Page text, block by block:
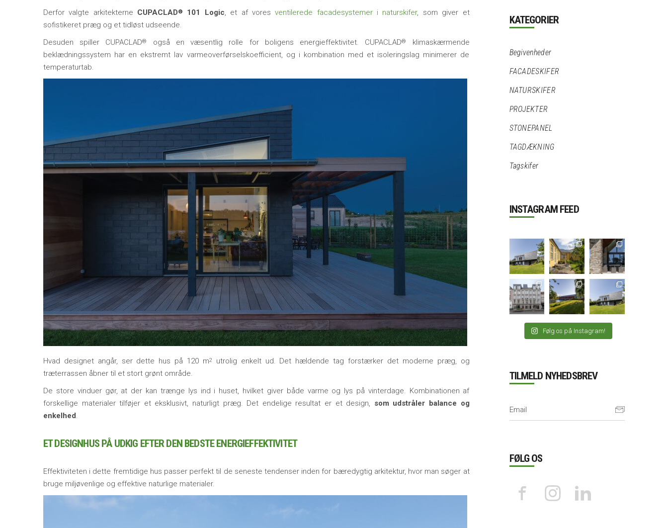
Derfor valgte arkitekterne CUPACLAD® 101 Logic, et af voresventilerede facadesystemer i naturskifer, som giver et
sofistikeret præg og et tidløst udseende.
Desuden spiller CUPACLAD® også en væsentlig rolle for boligens energieffektivitet. CUPACLAD®
klimaskærmende
beklædningssystem har en ekstremt lav varmeoverførselskoefficient, og i kombination med et isoleringslag minimerer de
temperaturtab.
Hvad designet angår, ser dette hus på 120 m2utrolig enkelt ud. Det hældende tag forstærker det moderne præg, og
træterrassen åbner til et stort grønt område.
De store vinduer gør, at der kan trænge lys ind i huset, hvilket giver både varme og lys på vinterdage. Kombinationen af
forskellige materialer tilføjer et eksklusivt, naturligt præg. Det endelige resultat er et design, som udstråler balance og
enkelhed.
ET DESIGNHUS PÅ UDKIG EFTER DEN BEDSTE ENERGIEFFEKTIVITET
Effektiviteten i dette fremtidige hus passer perfekt til de seneste tendenser inden for bæredygtig arkitektur, hvor man søger at
bruge miljøvenlige og effektive naturlige materialer.
KATEGORIER
Begivenheder
FACADESKIFER
NATURSKIFER
PROJEKTER
STONEPANEL
TAGDÆKNING
Tagskifer
INSTAGRAM FEED
Følg os på Instagram!
TILMELD NYHEDSBREV
FØLG OS